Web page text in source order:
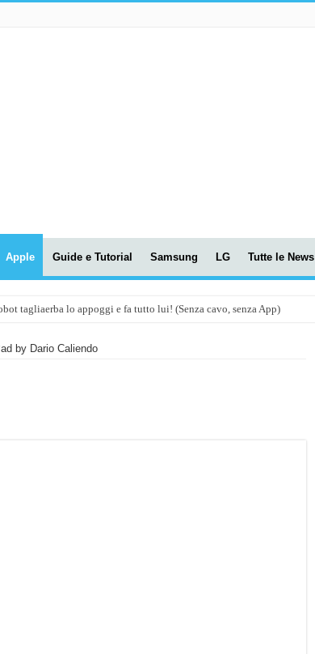
Apple Guide e Tutorial Samsung LG Tutte le News
tagliaerba lo appoggi e fa tutto lui! (Senza cavo, senza App)
by Dario Caliendo